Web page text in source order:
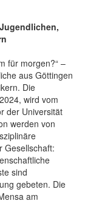
für morgen?“ –
aus Göttingen
Die
wird vom
der Universität
werden von
Gesellschaft:
sind
gebeten. Die
am